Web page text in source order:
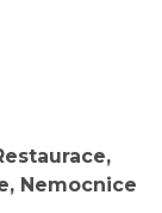
Nemocnice